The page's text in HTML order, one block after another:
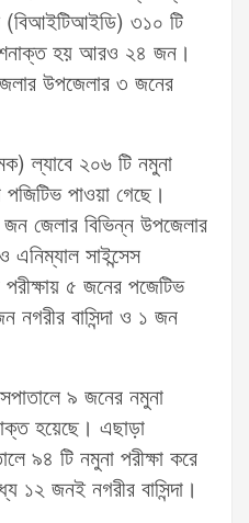
(বিআইটিআইডি) ৩১০ টি
শনাক্ত হয় আরও ২৪ জন।
উপজেলার ৩ জনের
ল্যাবে ২০৬ টি নমুনা
পাওয়া গেছে।
জেলার বিভিন্ন উপজেলার
ও এনিম্যাল সাইন্সেস
৫ জনের পজেটিভ
নগরীর বাসিন্দা ও ১ জন
৯ জনের নমুনা
হয়েছে। এছাড়া
৯৪ টি নমুনা পরীক্ষা করে
জনই নগরীর বাসিন্দা।